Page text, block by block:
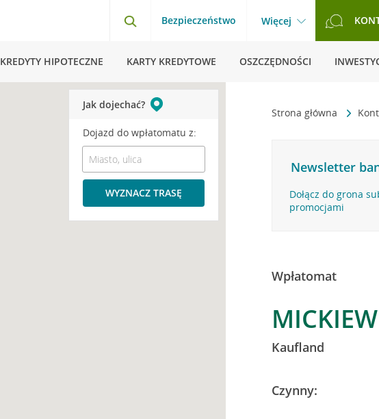
Bezpieczeństwo Więcej
KREDYTY HIPOTECZNE KARTY KREDYTOWE OSZCZĘDNOŚCI
Strona główna
Newsletter
Dołącz do grona
promocjami
Wpłatomat
Kaufland
Czynny:
Jak dojechać?
Dojazd do wpłatomatu z:
WYZNACZ TRASĘ